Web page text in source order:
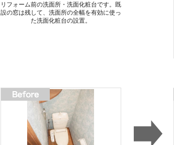
リフォーム前の洗面所・洗面化粧台です。既
設の窓は残して、洗面所の全幅を有効に使っ
た洗面化粧台の設置。